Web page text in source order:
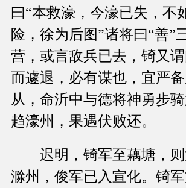
曰“本救濠，今濠已失，不
险，徐为后图”诸将曰“善”
营，或言敌兵已去，锜又
而遽退，必有谋也，宜严
从，命沂中与德将神勇步
趋濠州，果遇伏败还。
迟明，锜军至藕塘，则
滁州，俊军已入宣化。锜